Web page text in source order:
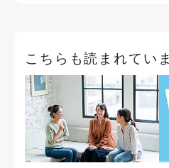
こちらも読まれてい